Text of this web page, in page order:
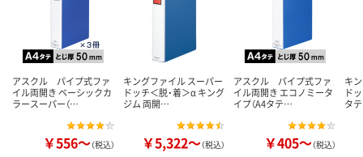
アスクル パイプ式ファ
イル両開き ベーシックカ
ラースーパー（…
￥556～（税込）
キングファイル スーパー
ドッチ＜脱・着＞α キング
ジム 両開…
￥5,322～（税込）
アスクル パイプ式ファ
イル両開き エコノミータ
イプ（A4タテ…
￥405～（税込）
キ
ド
タ